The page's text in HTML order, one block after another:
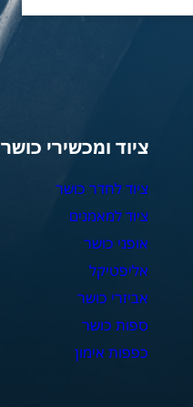
ציוד ומכשירי כושר
ציוד לחדר כושר
ציוד למאמנים
אופני כושר
אליפטיקל
אביזרי כושר
ספות כושר
כפפות אימון